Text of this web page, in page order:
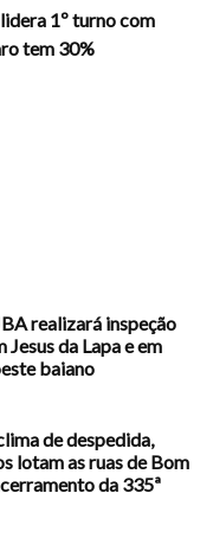
1º turno com
tem 30%
realizará inspeção
da Lapa e em
baiano
de despedida,
lotam as ruas de Bom
da 335ª